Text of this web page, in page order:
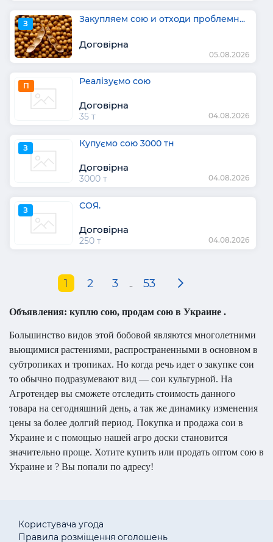
З Закупляем сою и отходи проблемн...
Договірна
05.08.2026
П Реалізуємо сою
Договірна
35 т 04.08.2026
З Купуємо сою 3000 тн
Договірна
3000 т 04.08.2026
З СОЯ.
Договірна
250 т 04.08.2026
1 2 3 .. 53
Объявления: куплю сою, продам сою в Украине .
Большинство видов этой бобовой являются многолетними
вьющимися растениями, распространенными в основном в
субтропиках и тропиках. Но когда речь идет о закупке сои
то обычно подразумевают вид — сои культурной. На
Агротендер вы сможете отследить стоимость данного
товара на сегодняшний день, а так же динамику изменения
цены за более долгий период. Покупка и продажа сои в
Украине и с помощью нашей агро доски становится
значительно проще. Хотите купить или продать оптом сою в
Украине и ? Вы попали по адресу!
Користувача угода
Правила розміщення оголошень